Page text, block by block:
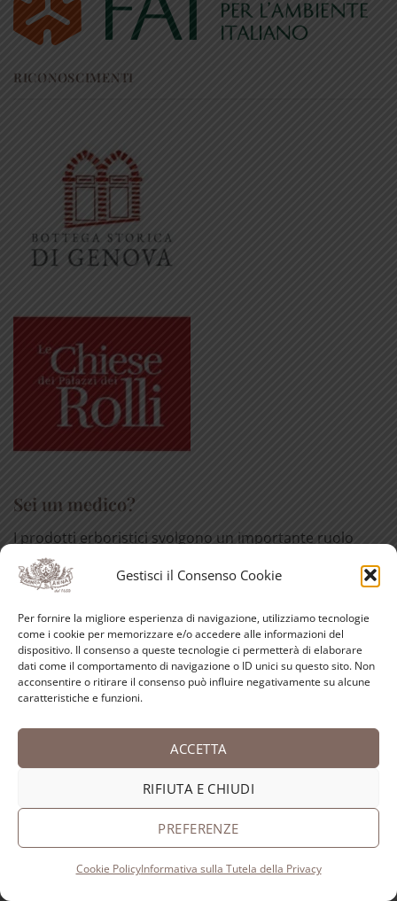
Gestisci il Consenso Cookie
Per fornire la migliore esperienza di navigazione, utilizziamo tecnologie
come i cookie per memorizzare e/o accedere alle informazioni del
dispositivo. Il consenso a queste tecnologie ci permetterà di elaborare
dati come il comportamento di navigazione o ID unici su questo sito. Non
acconsentire o ritirare il consenso può influire negativamente su alcune
caratteristiche e funzioni.
ACCETTA
RIFIUTA E CHIUDI
PREFERENZE
Cookie PolicyInformativa sulla Tutela della Privacy
RICONOSCIMENTI
Sei un medico?
I prodotti erboristici svolgono un importante ruolo
nell'attenuare gli effetti collaterali dei farmaci. Aiutano
a [...]
Sei un esercente?
Molti dei nostri prodotti sono vendibili in altre
erboristerie, farmacie e negozi di prodotti naturali.
ISCRIVITI ALLA NEWSLETTER